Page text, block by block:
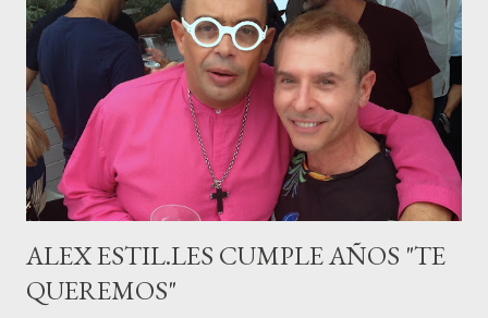
guardar reposo debido a un síndrome llamado
“hiperemesisgravídica”.Pasados los meses fatídicos de
gestación Marta tiró adelante con el embarazo, ahora es una
mamá feliz. Otro de los modelos que ha sido padre este año ha
sido el madrileño, Emilio Flores , el top que desfiló en las mejores
pasarelas ...
ALEX ESTIL.LES CUMPLE AÑOS "TE
QUEREMOS"